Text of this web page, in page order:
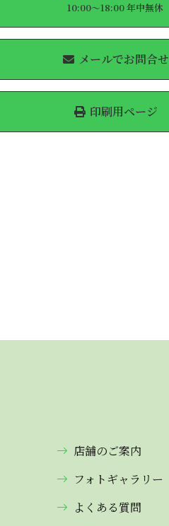
10:00～18:00 年中無休
メールでお問合せ
印刷用ページ
店舗のご案内
フォトギャラリー
よくある質問